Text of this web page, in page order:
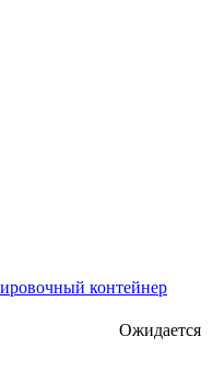
контейнер
Ожидается